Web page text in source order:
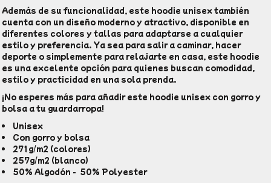
Además de su funcionalidad, este hoodie unisex también
cuenta con un diseño moderno y atractivo, disponible en
diferentes colores y tallas para adaptarse a cualquier
estilo y preferencia. Ya sea para salir a caminar, hacer
deporte o simplemente para relajarte en casa, este hoodie
es una excelente opción para quienes buscan comodidad,
estilo y practicidad en una sola prenda.
¡No esperes más para añadir este hoodie unisex con gorro y
bolsa a tu guardarropa!
Unisex
Con gorro y bolsa
271g/m2 (colores)
257g/m2 (blanco)
50% Algodón - 50% Polyester